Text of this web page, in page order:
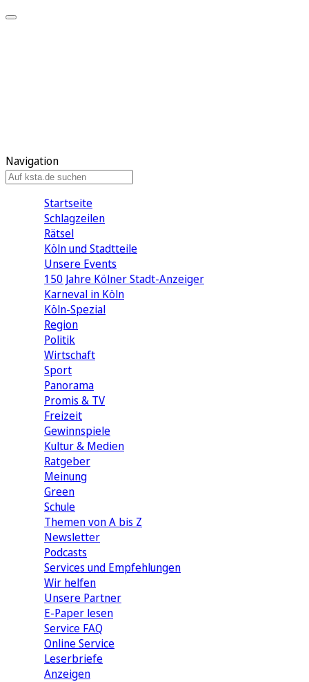
Navigation
Startseite
Schlagzeilen
Rätsel
Köln und Stadtteile
Unsere Events
150 Jahre Kölner Stadt-Anzeiger
Karneval in Köln
Köln-Spezial
Region
Politik
Wirtschaft
Sport
Panorama
Promis & TV
Freizeit
Gewinnspiele
Kultur & Medien
Ratgeber
Meinung
Green
Schule
Themen von A bis Z
Newsletter
Podcasts
Services und Empfehlungen
Wir helfen
Unsere Partner
E-Paper lesen
Service FAQ
Online Service
Leserbriefe
Anzeigen